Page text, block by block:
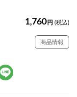
1,760 円 (税込)
商品情報